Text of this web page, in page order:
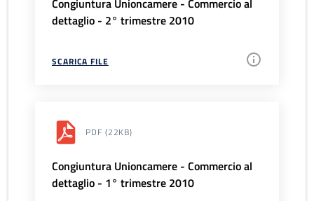
Congiuntura Unioncamere - Commercio al
dettaglio - 2° trimestre 2010
SCARICA FILE
PDF (22KB)
Congiuntura Unioncamere - Commercio al
dettaglio - 1° trimestre 2010